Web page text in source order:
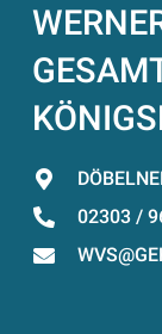
02303 /